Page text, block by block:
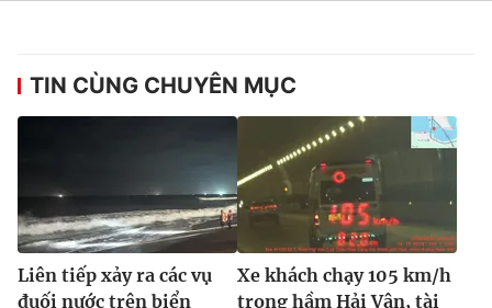
TIN CÙNG CHUYÊN MỤC
Liên tiếp xảy ra các vụ
đuối nước trên biển
Xe khách chạy 105 km/h
trong hầm Hải Vân, tài